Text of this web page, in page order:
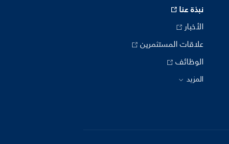
نبذة عنا
الأخبار
علاقات المستثمرين
الوظائف
المزيد